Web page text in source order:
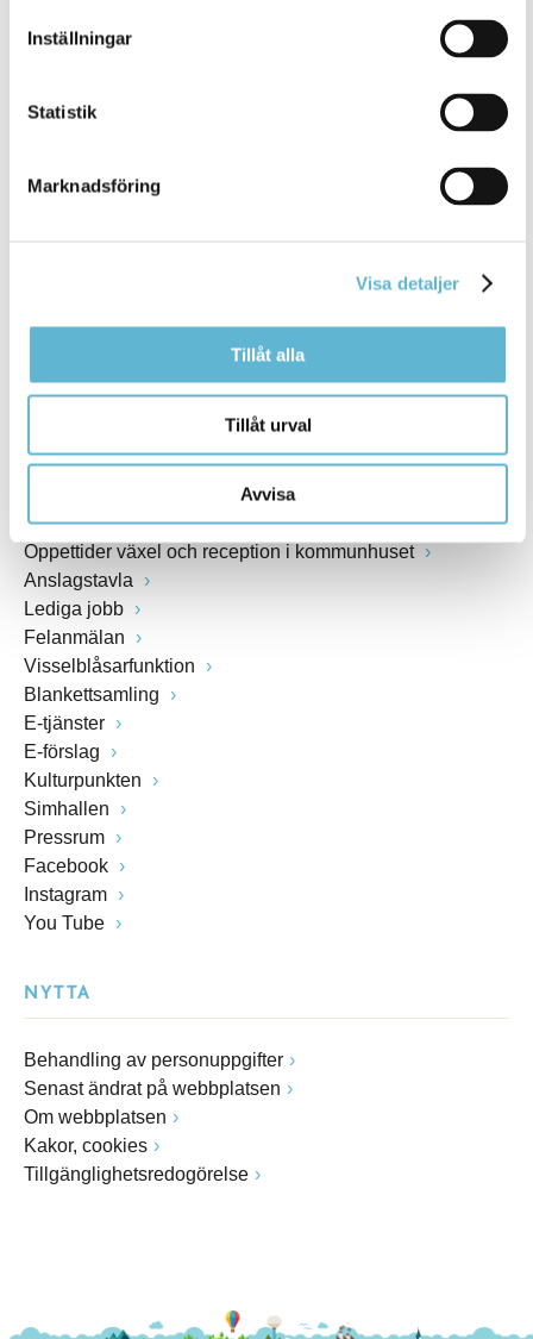
Inställningar
Statistik
Marknadsföring
Visa detaljer
Tillåt alla
Tillåt urval
Avvisa
KONTAKT
Besöksadress
Box 18, 295 21 Bromölla
Fax: 0456-82 22 00
Öppettider växel och reception i kommunhuset
Anslagstavla
Lediga jobb
Felanmälan
Visselblåsarfunktion
Blankettsamling
E-tjänster
E-förslag
Kulturpunkten
Simhallen
Pressrum
Facebook
Instagram
You Tube
NYTTA
Behandling av personuppgifter
Senast ändrat på webbplatsen
Om webbplatsen
Kakor, cookies
Tillgänglighetsredogörelse